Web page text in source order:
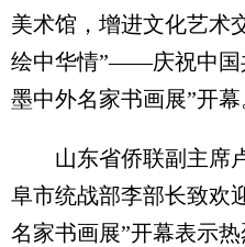
美术馆，增进文化艺术
绘中华情”——庆祝中国
墨中外名家书画展”开幕
山东省侨联副主席卢
阜市统战部李部长致欢
名家书画展”开幕表示热